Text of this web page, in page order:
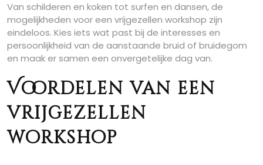
Van schilderen en koken tot surfen en dansen, de
mogelijkheden voor een vrijgezellen workshop zijn
eindeloos. Kies iets wat past bij de interesses en
persoonlijkheid van de aanstaande bruid of bruidegom
en maak er samen een onvergetelijke dag van.
Voordelen van een
vrijgezellen
workshop